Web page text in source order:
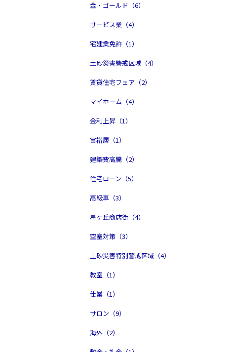
金・ゴールド（6）
サービス業（4）
宅建業免許（1）
土砂災害警戒区域（4）
賃貸住宅フェア（2）
マイホーム（4）
金利上昇（1）
富裕層（1）
建築費高騰（2）
住宅ローン（5）
高級車（3）
星ヶ丘商店街（4）
空室対策（3）
土砂災害特別警戒区域（4）
教室（1）
仕業（1）
サロン（9）
海外（2）